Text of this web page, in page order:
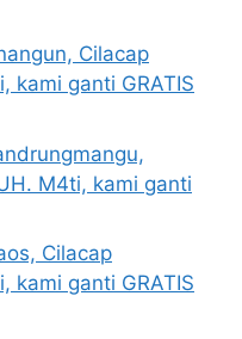
Cilacap
kami ganti GRATIS
M4ti, kami ganti
Cilacap
kami ganti GRATIS